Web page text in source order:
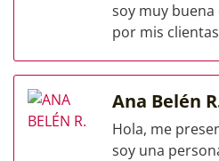
soy muy
por mis
Ana Belén
Hola, me
soy una